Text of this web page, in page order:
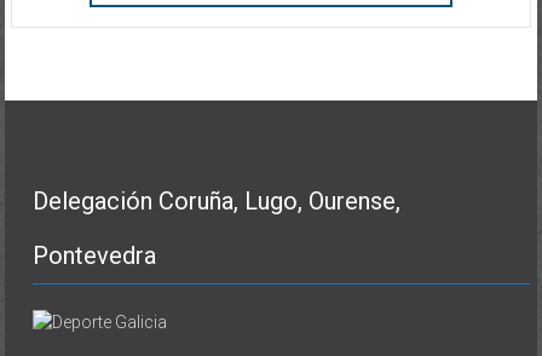
Delegación Coruña, Lugo, Ourense,
Pontevedra